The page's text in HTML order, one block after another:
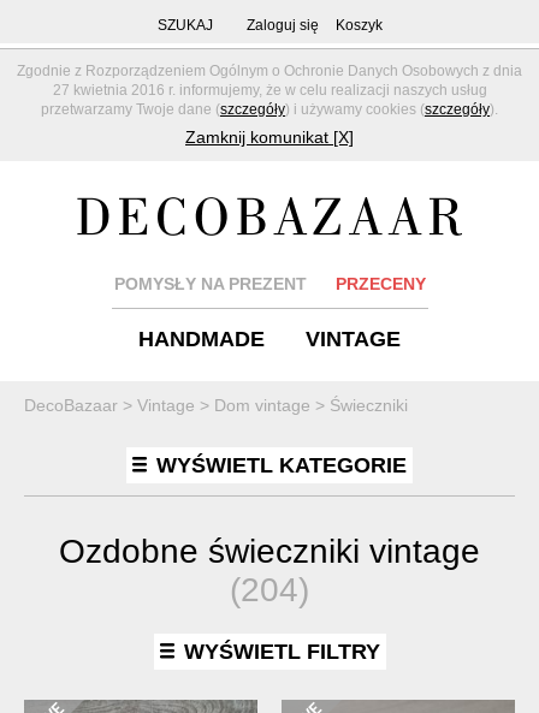
Zgodnie z Rozporządzeniem Ogólnym o Ochronie Danych Osobowych z dnia
27 kwietnia 2016 r. informujemy, że w celu realizacji naszych usług
przetwarzamy Twoje dane (szczegóły) i używamy cookies (szczegóły).
Zamknij komunikat [X]
SZUKAJ Zaloguj się Koszyk
POMYSŁY NA PREZENT PRZECENY
HANDMADE VINTAGE
DecoBazaar > Vintage > Dom vintage > Świeczniki
WYŚWIETL KATEGORIE
Ozdobne świeczniki vintage
(204)
WYŚWIETL FILTRY